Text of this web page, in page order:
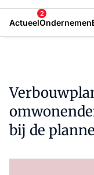
Actueel
2
Ondernemen
bij de